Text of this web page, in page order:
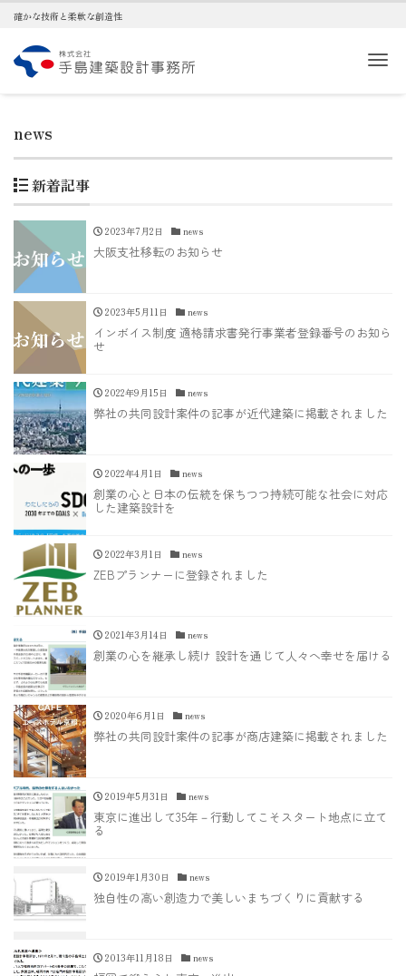
確かな技術と柔軟な創造性
news
新着記事
2023年7月2日 news
大阪支社移転のお知らせ
2023年5月11日 news
インボイス制度 適格請求書発行事業者登録番号のお知ら
せ
2022年9月15日 news
弊社の共同設計案件の記事が近代建築に掲載されました
2022年4月1日 news
創業の心と日本の伝統を保ちつつ持続可能な社会に対応
した建築設計を
2022年3月1日 news
ZEBプランナーに登録されました
2021年3月14日 news
創業の心を継承し続け 設計を通じて人々へ幸せを届ける
2020年6月1日 news
弊社の共同設計案件の記事が商店建築に掲載されました
2019年5月31日 news
東京に進出して35年－行動してこそスタート地点に立て
る
2019年1月30日 news
独自性の高い創造力で美しいまちづくりに貢献する
2013年11月18日 news